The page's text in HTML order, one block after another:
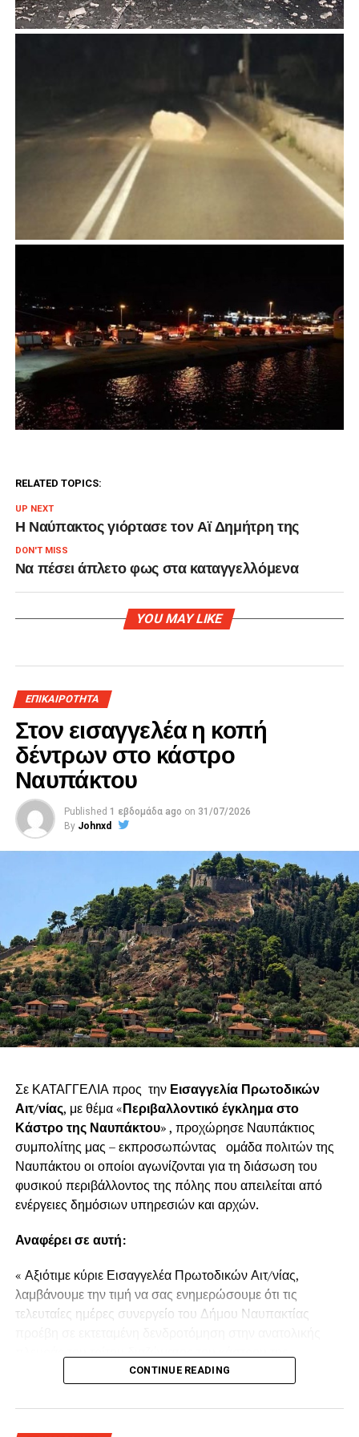
RELATED TOPICS:
UP NEXT
Η Ναύπακτος γιόρτασε τον Αϊ Δημήτρη της
DON'T MISS
Να πέσει άπλετο φως στα καταγγελλόμενα
YOU MAY LIKE
ΕΠΙΚΑΙΡΟΤΗΤΑ
Στον εισαγγελέα η κοπή
δέντρων στο κάστρο
Ναυπάκτου
Published 1 εβδομάδα ago on 31/07/2026
By Johnxd
Σε ΚΑΤΑΓΓΕΛΙΑ προς την Εισαγγελία Πρωτοδικών
Αιτ/νίας, με θέμα «Περιβαλλοντικό έγκλημα στο
Κάστρο της Ναυπάκτου» , προχώρησε Ναυπάκτιος
συμπολίτης μας – εκπροσωπώντας ομάδα πολιτών της
Ναυπάκτου οι οποίοι αγωνίζονται για τη διάσωση του
φυσικού περιβάλλοντος της πόλης που απειλείται από
ενέργειες δημόσιων υπηρεσιών και αρχών.
Αναφέρει σε αυτή:
« Αξιότιμε κύριε Εισαγγελέα Πρωτοδικών Αιτ/νίας,
λαμβάνουμε την τιμή να σας ενημερώσουμε ότι τις
τελευταίες ημέρες συνεργείο του Δήμου Ναυπακτίας
Ναυπάκτου πάνω από τη Ντάπια Τσαούς.
Παρόμοια ενέργεια πραγματοποιήθηκε και το Καλοκαίρι
CONTINUE READING